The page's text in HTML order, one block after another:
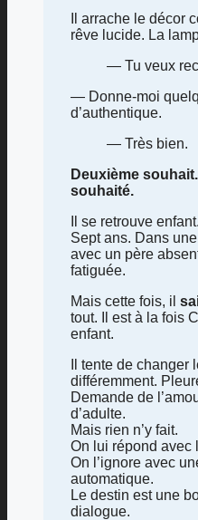
Il arrache le décor
rêve lucide. La
— Tu veux
— Donne-moi
d’authentique.
— Très bien.
Deuxième
souhaité.
Il se retrouve enfant.
Sept ans. Dans
avec un père
fatiguée.
Mais cette fois, il
tout. Il est à la fois
enfant.
Il tente de
différemment.
Demande de
d’adulte.
Mais rien n’y fait.
On lui répond avec
On l’ignore avec
automatique.
Le destin est une
dialogue.